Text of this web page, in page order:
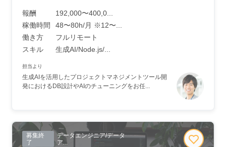
報酬
192,000〜400,0...
稼働時間
48〜80h/月 ※12〜...
働き方
フルリモート
スキル
生成AI/Node.js/...
担当より
生成AIを活用したプロジェクトマネジメントツール開
発におけるDB設計やAIのチューニングをお任...
募集終
了
データエンジニア/データ
ア...